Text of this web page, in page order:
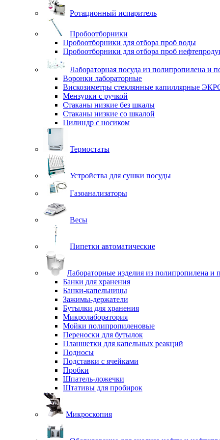
Ротационный испаритель
Пробоотборники
Пробоотборники для отбора проб воды
Пробоотборники для отбора проб
Лабораторная посуда из полипропилена и
Воронки лабораторные
Вискозиметры стеклянные капиллярные
Мензурки с ручкой
Стаканы низкие без шкалы
Стаканы низкие со шкалой
Цилиндр с носиком
Термостаты
Устройства для сушки посуды
Газоанализаторы
Весы
Пипетки автоматические
Лабораторные изделия из полипропилена и
Банки для хранения
Банки-капельницы
Зажимы-держатели
Бутылки для хранения
Микролаборатория
Мойки полипропиленовые
Переноски для бутылок
Планшетки для капельных реакций
Подносы
Подставки с ячейками
Пробки
Шпатель-ложечки
Штативы для пробирок
Микроскопия